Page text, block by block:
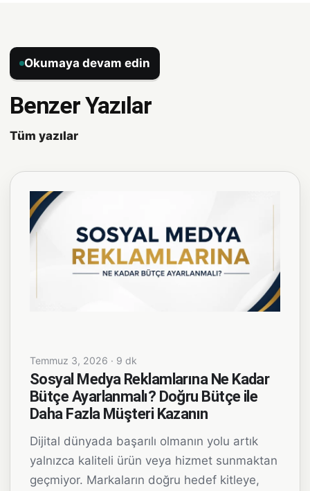
Okumaya devam edin
Benzer Yazılar
Tüm yazılar
Temmuz 3, 2026 · 9 dk
Sosyal Medya Reklamlarına Ne Kadar
Bütçe Ayarlanmalı? Doğru Bütçe ile
Daha Fazla Müşteri Kazanın
Dijital dünyada başarılı olmanın yolu artık
yalnızca kaliteli ürün veya hizmet sunmaktan
geçmiyor. Markaların doğru hedef kitleye,